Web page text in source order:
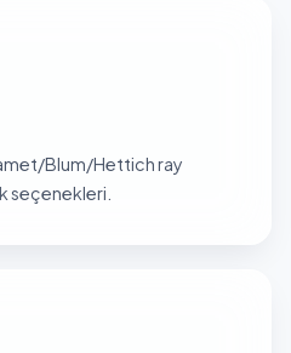
Blum/Hettich ray
seçenekleri.